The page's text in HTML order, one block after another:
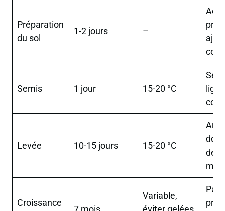
Préparation
du sol
1-2 jours –
Semis 1 jour 15-20 °C
Levée 10-15 jours 15-20 °C
Croissance
Variable,